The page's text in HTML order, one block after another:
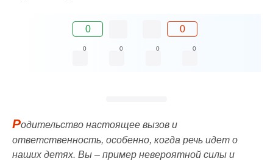
0 0
0 0 0 0
Родительство настоящее вызов и
ответственность, особенно, когда речь идет о
наших детях. Вы – пример невероятной силы и